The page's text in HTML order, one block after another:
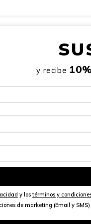
y recibe
y lostérminos y
de marketing (Email y SMS)